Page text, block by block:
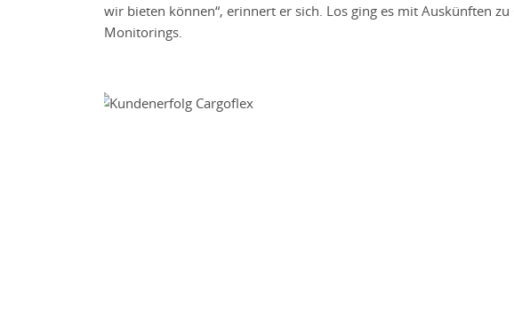
wir bieten können“, erinnert er sich. Los ging es mit Auskünften
Monitorings.